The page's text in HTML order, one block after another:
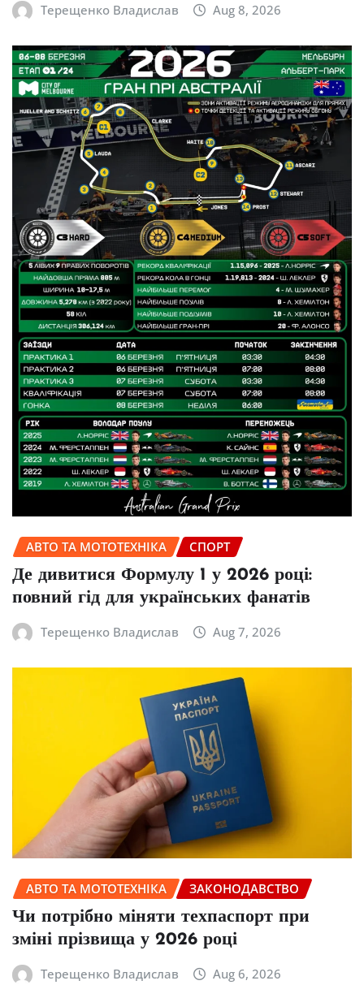
Терещенко Владислав Aug 8, 2026
АВТО ТА МОТОТЕХНІКА СПОРТ
Де дивитися Формулу 1 у 2026 році:
повний гід для українських фанатів
Терещенко Владислав Aug 7, 2026
АВТО ТА МОТОТЕХНІКА ЗАКОНОДАВСТВО
Чи потрібно міняти техпаспорт при
зміні прізвища у 2026 році
Терещенко Владислав Aug 6, 2026